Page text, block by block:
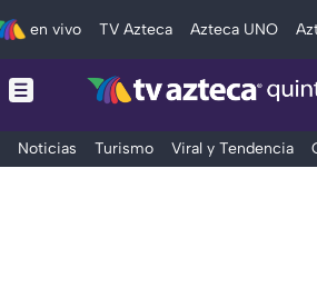
en vivo TV Azteca Azteca UNO
Noticias Turismo Viral y Tendencia